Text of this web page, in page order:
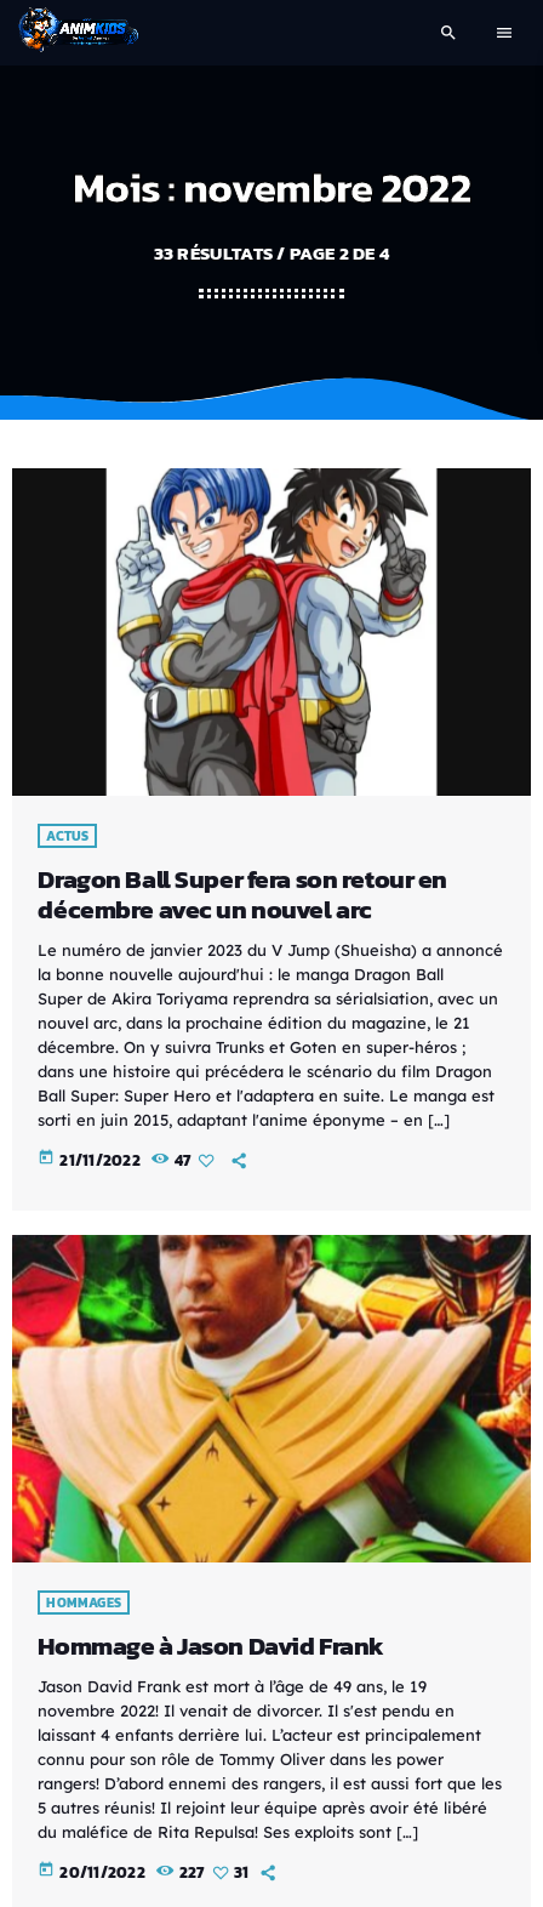
search menu
Mois : novembre 2022
33 RÉSULTATS / PAGE 2 DE 4
ACTUS
Dragon Ball Super fera son retour en
décembre avec un nouvel arc
Le numéro de janvier 2023 du V Jump (Shueisha) a annoncé
la bonne nouvelle aujourd'hui : le manga Dragon Ball
Super de Akira Toriyama reprendra sa sérialsiation, avec un
nouvel arc, dans la prochaine édition du magazine, le 21
décembre. On y suivra Trunks et Goten en super-héros ;
dans une histoire qui précédera le scénario du film Dragon
Ball Super: Super Hero et l'adaptera en suite. Le manga est
sorti en juin 2015, adaptant l'anime éponyme – en […]
today 21/11/2022 47
HOMMAGES
Hommage à Jason David Frank
Jason David Frank est mort à l’âge de 49 ans, le 19
novembre 2022! Il venait de divorcer. Il s'est pendu en
laissant 4 enfants derrière lui. L’acteur est principalement
connu pour son rôle de Tommy Oliver dans les power
rangers! D’abord ennemi des rangers, il est aussi fort que les
5 autres réunis! Il rejoint leur équipe après avoir été libéré
du maléfice de Rita Repulsa! Ses exploits sont […]
today 20/11/2022 227 31